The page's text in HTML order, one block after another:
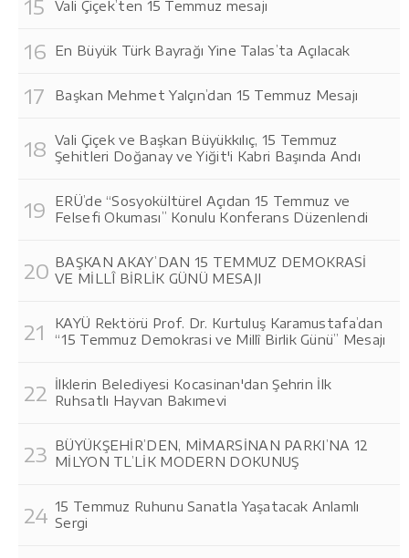
Vali Çiçek’ten 15 Temmuz mesajı
En Büyük Türk Bayrağı Yine Talas’ta Açılacak
Başkan Mehmet Yalçın’dan 15 Temmuz Mesajı
Vali Çiçek ve Başkan Büyükkılıç, 15 Temmuz
Şehitleri Doğanay ve Yiğit'i Kabri Başında Andı
ERÜ’de “Sosyokültürel Açıdan 15 Temmuz ve
Felsefi Okuması” Konulu Konferans Düzenlendi
BAŞKAN AKAY’DAN 15 TEMMUZ DEMOKRASİ
VE MİLLÎ BİRLİK GÜNÜ MESAJI
KAYÜ Rektörü Prof. Dr. Kurtuluş Karamustafa’dan
“15 Temmuz Demokrasi ve Millî Birlik Günü” Mesajı
İlklerin Belediyesi Kocasinan'dan Şehrin İlk
Ruhsatlı Hayvan Bakımevi
BÜYÜKŞEHİR’DEN, MİMARSİNAN PARKI’NA 12
MİLYON TL’LİK MODERN DOKUNUŞ
15 Temmuz Ruhunu Sanatla Yaşatacak Anlamlı
Sergi